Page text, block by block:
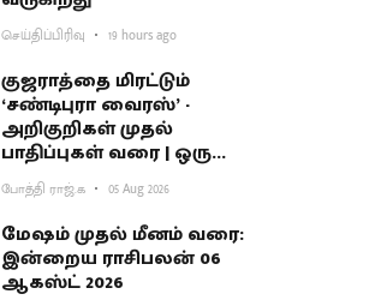
செய்திப்பிரிவு 19 hours ago
குஜராத்தை மிரட்டும்
‘சண்டிபுரா வைரஸ்’ -
அறிகுறிகள் முதல்
பாதிப்புகள் வரை | ஒரு
தெளிவுப் பார்வை
போத்தி ராஜ்.க 05 Aug 2026
மேஷம் முதல் மீனம் வரை:
இன்றைய ராசிபலன் 06
ஆகஸ்ட் 2026